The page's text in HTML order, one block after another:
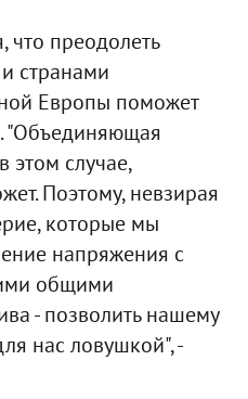
преодолеть
странами
Европы поможет
"Объединяющая
случае,
Поэтому, невзирая
которые мы
напряжения с
общими
- позволить нашему
нас ловушкой", -